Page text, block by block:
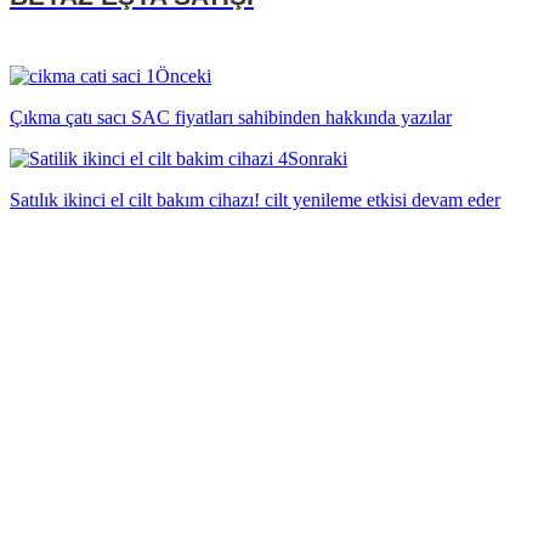
Önceki
Çıkma çatı sacı SAC fiyatları sahibinden hakkında yazılar
Sonraki
Satılık ikinci el cilt bakım cihazı! cilt yenileme etkisi devam eder